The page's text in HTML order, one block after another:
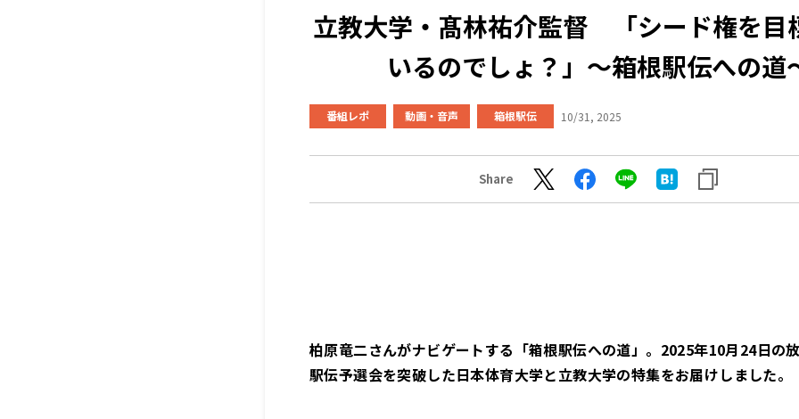
立教大学・髙林祐介監督 「シード権を目
いるのでしょ？」～箱根駅伝への道
番組レポ 動画・音声 箱根駅伝 10/31, 2025
Share
柏原竜二さんがナビゲートする「箱根駅伝への道」。2025年10月24日の
駅伝予選会を突破した日本体育大学と立教大学の特集をお届けしました。